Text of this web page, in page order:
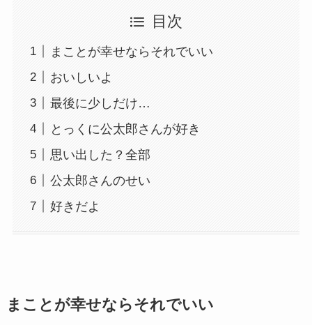
目次
まことが幸せならそれでいい
おいしいよ
最後に少しだけ…
とっくに公太郎さんが好き
思い出した？全部
公太郎さんのせい
好きだよ
まことが幸せならそれでいい